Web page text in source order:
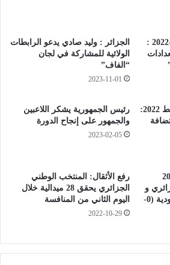
في مسيرته، لأن تجربة خوض نهائي كأس
يجب أن أقول بأن الانتصار كان مستحق،
الألعاب المتوسطية وهران-2022 :
الجزائر : وليد صادي يدعو الرابطات
الولائية للمشاركة في لجان
“الفاف”
2023-11-01
ألعاب البحر الأبيض المتوسط 2022:
رئيس الجمهورية يشكر اللاعبين
والجمهور على إنجاح الدورة
2023-02-05
2022
و
الغاني يتعادلان في مباراة ودية (0-
رفع الأثقال: المنتخب الوطني
الجزائري يحقق 28 ميدالية خلال
اليوم الثاني من المنافسة
2022-10-29